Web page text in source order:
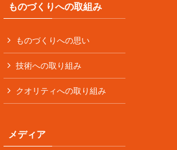
ものづくりへの取組み
ものづくりへの思い
技術への取り組み
クオリティへの取り組み
メディア